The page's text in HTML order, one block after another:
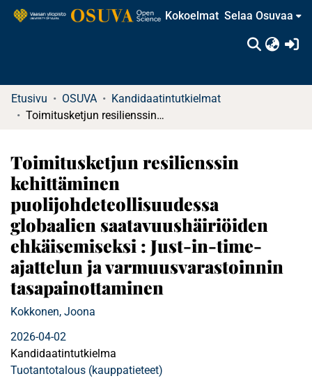
Kokoelmat Selaa Osuvaa
Etusivu OSUVA
Kandidaatintutkielmat
Toimitusketjun resilienssin kehittäminen puolijohdeteollisuudessa globaalien saatavuushäiriöiden ehkäisemiseksi : Just-in-time-ajattelun ja varmuusvarastoinnin tasapainottaminen
Toimitusketjun resilienssin
kehittäminen
puolijohdeteollisuudessa
globaalien saatavuushäiriöiden
ehkäisemiseksi : Just-in-time-
ajattelun ja varmuusvarastoinnin
tasapainottaminen
Kokkonen, Joona
2026-04-02
Kandidaatintutkielma
Tuotantotalous (kauppatieteet)